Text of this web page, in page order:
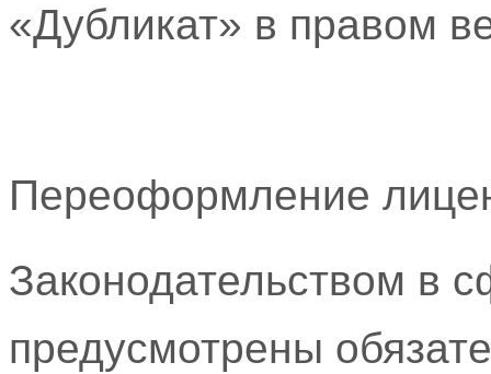
«Дубликат» в правом
Переоформление
Законодательством в
предусмотрены